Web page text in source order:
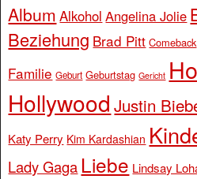
Album Alkohol Angelina Jolie
Beziehung Brad Pitt Comeback
Familie Geburt Geburtstag Gericht
Hollywood Justin
Katy Perry Kim Kardashian
Lady Gaga Liebe Lindsay